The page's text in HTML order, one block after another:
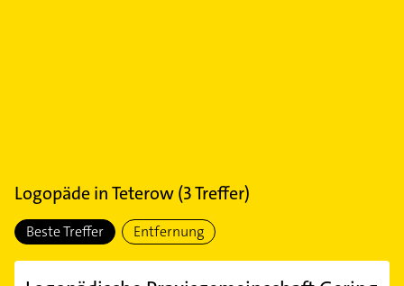
LogopädeinTeterow(3Treffer)
Beste Treffer Entfernung